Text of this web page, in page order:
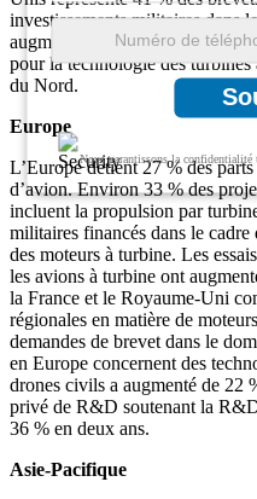
Nous garantissons la
investissements militaires dans
augmenté de 37 % l’année
pour la technologie des
du Nord.
Europe
L’Europe détient 27 % des
d’avion. Environ 33 % des
incluent la propulsion par
militaires financés dans le
des moteurs à turbine. Les
les avions à turbine ont
la France et le Royaume-Uni
régionales en matière de
demandes de brevet dans le
en Europe concernent des
drones civils a augmenté de 22
privé de R&D soutenant la
36 % en deux ans.
Asie-Pacifique